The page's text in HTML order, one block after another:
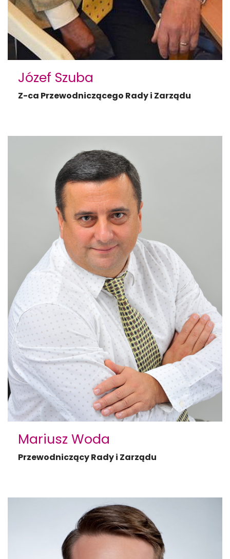
Józef Szuba
Z-ca Przewodniczącego Rady i Zarządu
Mariusz Woda
Przewodniczący Rady i Zarządu